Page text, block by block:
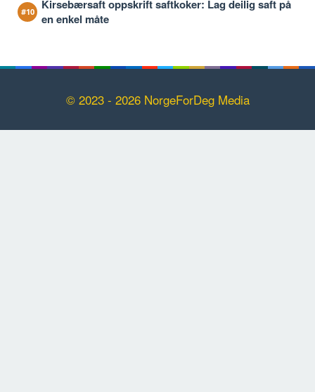
Kirsebærsaft oppskrift saftkoker: Lag deilig saft på
en enkel måte
© 2023 - 2026 NorgeForDeg Media